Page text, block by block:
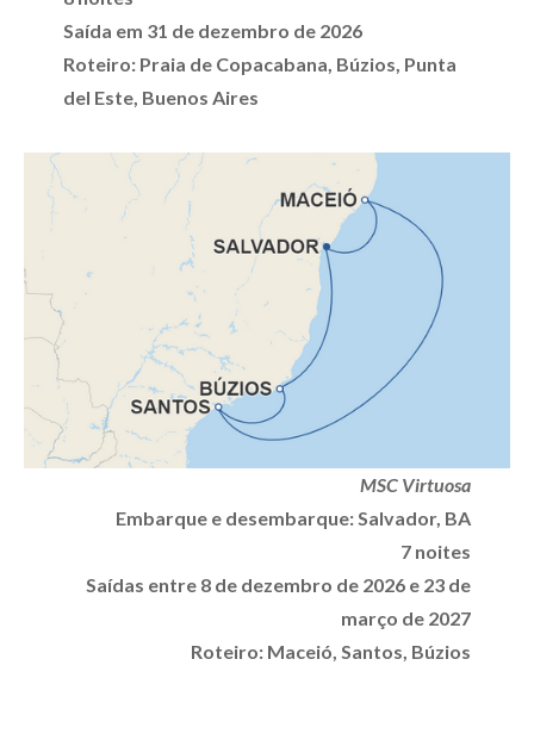
Saída em 31 de dezembro de 2026
Roteiro: Praia de Copacabana, Búzios, Punta
del Este, Buenos Aires
MSC Virtuosa
Embarque e desembarque: Salvador, BA
7 noites
Saídas entre 8 de dezembro de 2026 e 23 de
março de 2027
Roteiro: Maceió, Santos, Búzios